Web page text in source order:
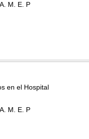
M. E. P
en el Hospital
M. E. P